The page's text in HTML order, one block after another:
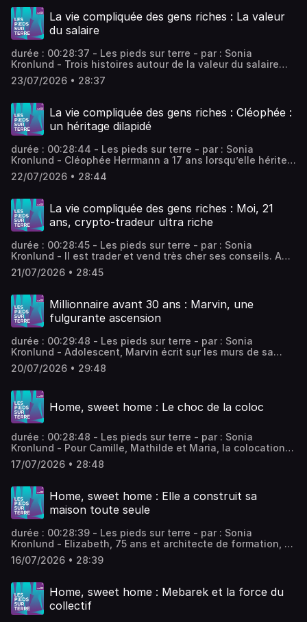
millions d'euros, elle décide de redistribuer cet héritage
via une assemblée citoyenne. - équipe : Valentin Rémy,
Adèle Tocquet Vous aimez ce podcast ? Pour écouter tous
La vie compliquée des gens riches : La valeur
du salaire
durée : 00:28:37 - Les pieds sur terre - par : Sonia
Kronlund - Trois histoires autour de la valeur du salaire
avec Anne, aide à domicile, qui se bat pour une
revalorisation des salaires dans son secteur, Gilles,
besoin, et Guillaume, dirigeant d’entreprise, qui prône la
transparence des rémunérations. - équipe : Valentin Rémy,
Adèle Tocquet Vous aimez ce podcast ? Pour écouter tous
23/07/2026 • 28:37
La vie compliquée des gens riches : Cléophée :
un héritage dilapidé
durée : 00:28:44 - Les pieds sur terre - par : Sonia
Kronlund - Cléophée Herrmann a 17 ans lorsqu’elle hérite
de la fortune de ses grands-parents Fritz et Arlette
Schlumpf, industriels alsaciens. Aujourd’hui, il ne lui reste
aimez ce podcast ? Pour écouter tous les épisodes sans
limite, rendez-vous sur Radio France
22/07/2026 • 28:44
La vie compliquée des gens riches : Moi, 21
ans, crypto-tradeur ultra riche
durée : 00:28:45 - Les pieds sur terre - par : Sonia
Kronlund - Il est trader et vend très cher ses conseils. A
vingt-et-un ans, il gagne trente mille euros par mois et vit
dans un paradis fiscal. - équipe : Valentin Rémy, Adèle
épisodes sans limite, rendez-vous sur Radio France
21/07/2026 • 28:45
Millionnaire avant 30 ans : Marvin, une
fulgurante ascension
durée : 00:29:48 - Les pieds sur terre - par : Sonia
Kronlund - Adolescent, Marvin écrit sur les murs de sa
chambre qu’il deviendra millionnaire. À la mort de son
père, le jeune Belge démarre sa fulgurante ascension. En
son objectif et devient richissime. - équipe : Valentin
Rémy, Adèle Tocquet Vous aimez ce podcast ? Pour
écouter tous les épisodes sans limite, rendez-vous sur
20/07/2026 • 29:48
Home, sweet home : Le choc de la coloc
durée : 00:28:48 - Les pieds sur terre - par : Sonia
Kronlund - Pour Camille, Mathilde et Maria, la colocation
était une façon de ne pas être seules, de partager les
frais et des bons moments de convivialité. Rien ne s’est
coloc vire au cauchemar, par Alain Lewkowicz. - équipe :
Valentin Rémy, Adèle Tocquet Vous aimez ce podcast ?
Pour écouter tous les épisodes sans limite, rendez-vous
17/07/2026 • 28:48
Home, sweet home : Elle a construit sa
maison toute seule
durée : 00:28:39 - Les pieds sur terre - par : Sonia
Kronlund - Elizabeth, 75 ans et architecte de formation, a
entrepris de construire sa maison toute seule en 2013,
près du village de Lusignac en Dordogne. Une maison en
qui lui a coûté 40 000 euros. - équipe : Valentin Rémy,
Adèle Tocquet Vous aimez ce podcast ? Pour écouter tous
les épisodes sans limite, rendez-vous sur Radio France
16/07/2026 • 28:39
Home, sweet home : Mebarek et la force du
collectif